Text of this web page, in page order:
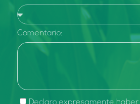
Comentario:
Declaro expresamente